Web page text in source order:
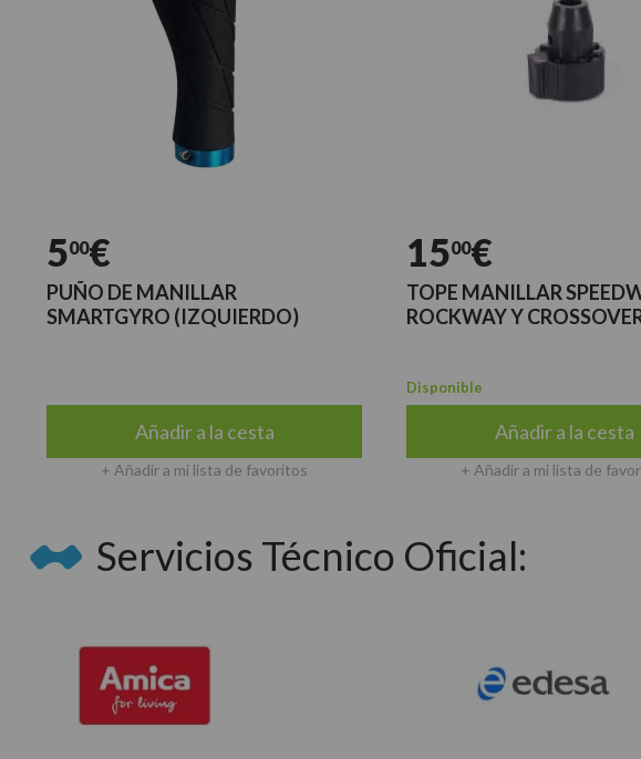
500€
PUÑO DE MANILLAR
SMARTGYRO (IZQUIERDO)
Añadir a la cesta
+ Añadir a mi lista de favoritos
1500€
TOPE MANILLAR
ROCKWAY Y
Disponible
Añadir a la cesta
+ Añadir a mi lista de
Servicios Técnico Oficial: